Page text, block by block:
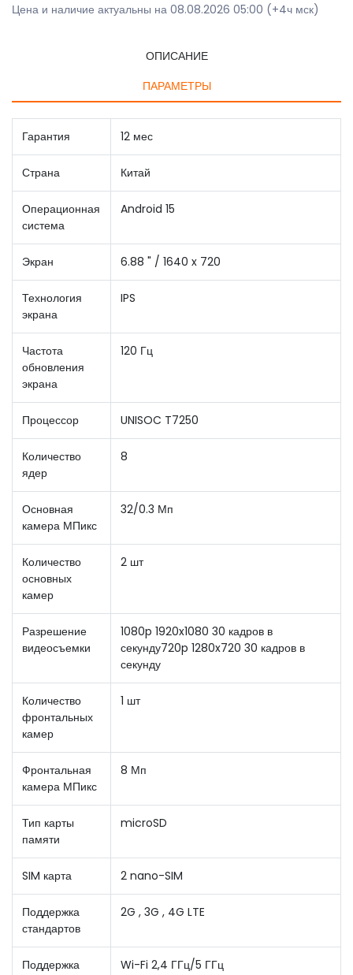
Цена и наличие актуальны на 08.08.2026 05:00 (+4ч мск)
ОПИСАНИЕ
ПАРАМЕТРЫ
Гарантия 12 мес
Страна Китай
Операционная
система
Android 15
Экран 6.88 " / 1640 x 720
Технология
экрана
IPS
Частота
обновления
экрана
120 Гц
Процессор UNISOC T7250
Количество
ядер
8
Основная
камера МПикс
32/0.3 Мп
Количество
основных
камер
2 шт
Разрешение
видеосъемки
1080p 1920x1080 30 кадров в
секунду720p 1280x720 30 кадров в
секунду
Количество
фронтальных
камер
1 шт
Фронтальная
камера МПикс
8 Мп
Тип карты
памяти
microSD
SIM карта 2 nano-SIM
Поддержка
стандартов
2G , 3G , 4G LTE
Поддержка
Wi-Fi 2,4 ГГц/5 ГГц